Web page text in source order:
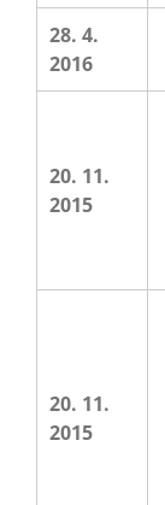
28. 4.
2016
20. 11.
2015
20. 11.
2015